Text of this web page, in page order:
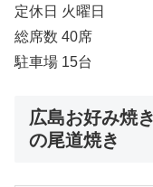
定休日 火曜日
総席数 40席
駐車場 15台
広島お好み焼
の尾道焼き